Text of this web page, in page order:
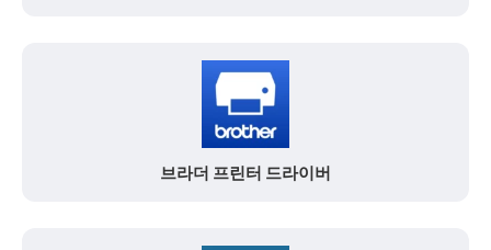
브라더 프린터 드라이버